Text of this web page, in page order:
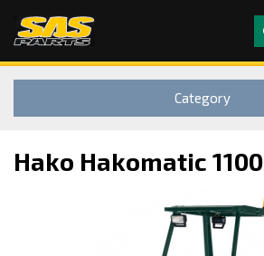
Category
Hako Hakomatic 1100